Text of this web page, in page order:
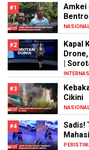
#1
Amkei
#2
Kapal
|
#3
Cikini
#4
Sadis!